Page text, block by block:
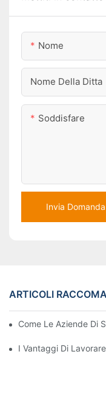
Nome
Nome Della Ditta
Soddisfare
Invia
ARTICOLI
Come Le Aziende Di
I Vantaggi Di